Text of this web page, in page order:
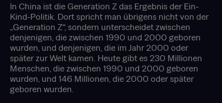
In China ist die Generation Z das Ergebnis der Ein-
Kind-Politik. Dort spricht man übrigens nicht von der
„Generation Z“, sondern unterscheidet zwischen
denjenigen, die zwischen 1990 und 2000 geboren
wurden, und denjenigen, die im Jahr 2000 oder
später zur Welt kamen. Heute gibt es 230 Millionen
Menschen, die zwischen 1990 und 2000 geboren
wurden, und 146 Millionen, die 2000 oder später
geboren wurden.